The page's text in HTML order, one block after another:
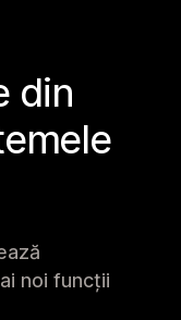
din
noi funcții